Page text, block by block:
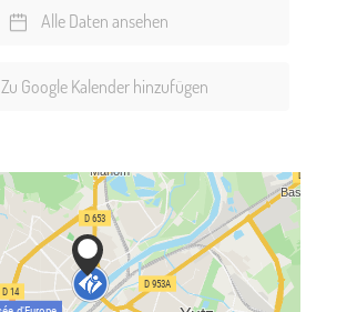
Alle Daten ansehen
Zu Google Kalender hinzufügen